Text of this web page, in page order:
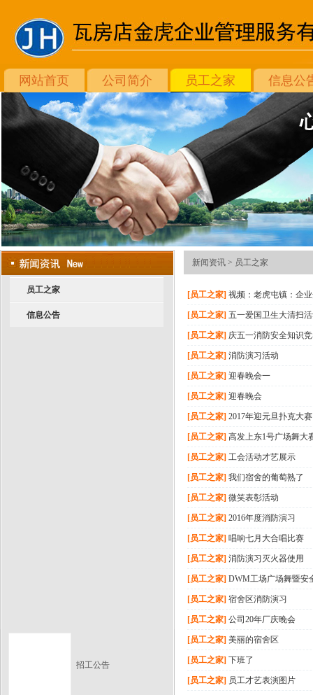
网站首页 公司简介 员工之家 信息公
员工之家
信息公告
招工公告
新闻资讯 > 员工之家
[员工之家] 视频：老虎屯镇：企
[员工之家] 五一爱国卫生大清扫
[员工之家] 庆五一消防安全知识
[员工之家] 消防演习活动
[员工之家] 迎春晚会一
[员工之家] 迎春晚会
[员工之家] 2017年迎元旦扑克大赛
[员工之家] 高发上东1号广场舞大
[员工之家] 工会活动才艺展示
[员工之家] 我们宿舍的葡萄熟了
[员工之家] 微笑表彰活动
[员工之家] 2016年度消防演习
[员工之家] 唱响七月大合唱比赛
[员工之家] 消防演习灭火器使用
[员工之家] DWM工场广场舞暨安
[员工之家] 宿舍区消防演习
[员工之家] 公司20年厂庆晚会
[员工之家] 美丽的宿舍区
[员工之家] 下班了
[员工之家] 员工才艺表演图片